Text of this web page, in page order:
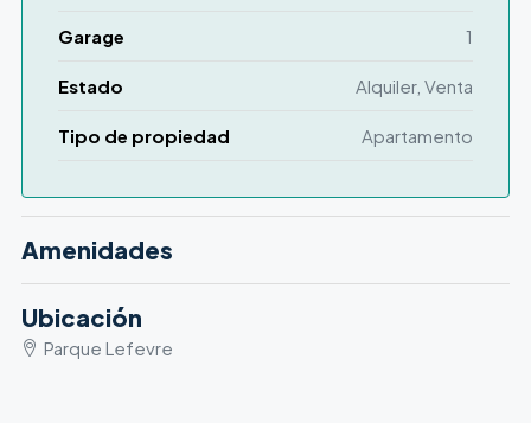
Garage 1
Estado Alquiler, Venta
Tipo de propiedad Apartamento
Amenidades
Ubicación
Parque Lefevre